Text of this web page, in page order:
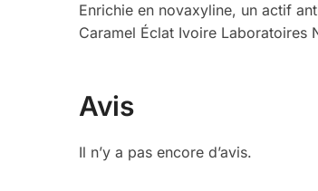
Enrichie en novaxyline, un actif
Caramel Éclat Ivoire
Avis
Il n’y a pas encore d’avis.